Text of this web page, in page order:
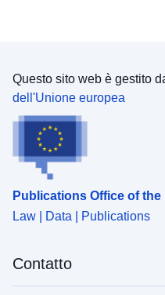
Questo sito web è gestito
dell'Unione europea
Publications Office of
Law | Data | Publications
Contatto